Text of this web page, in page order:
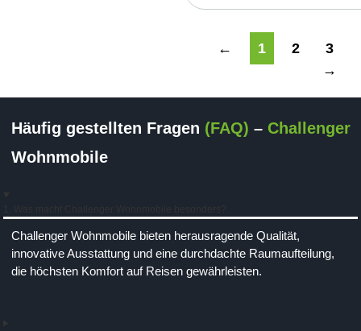
← 1 2
3
→
Häufig gestellten Fragen (FAQ) – Challenger
Wohnmobile
Challenger Wohnmobile bieten herausragende Qualität,
innovative Ausstattung und eine durchdachte Raumaufteilung,
die höchsten Komfort auf Reisen gewährleisten.